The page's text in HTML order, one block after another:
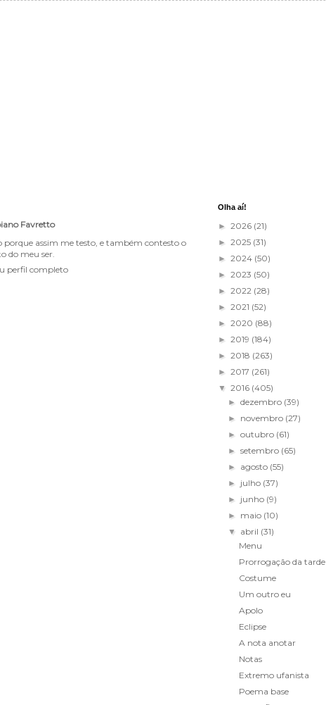
Favretto
porque assim me testo, e também contesto o
do meu ser.
perfil completo
Olha aí!
► 2026 (21)
► 2025 (31)
► 2024 (50)
► 2023 (50)
► 2022 (28)
► 2021 (52)
► 2020 (88)
► 2019 (184)
► 2018 (263)
► 2017 (261)
▼ 2016 (405)
►dezembro (39)
► novembro (27)
►outubro (61)
►setembro (65)
► agosto (55)
► julho (37)
► junho (9)
► maio (10)
▼ abril (31)
Menu
Prorrogação da tarde
Costume
Um outro eu
Apolo
Eclipse
A nota anotar
Notas
Extremo ufanista
Poema base